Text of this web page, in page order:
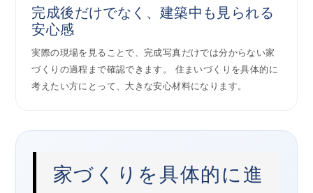
完成後だけでなく、建築中も見られる
安心感
実際の現場を見ることで、完成写真だけでは分からない家
づくりの過程まで確認できます。 住まいづくりを具体的に
考えたい方にとって、大きな安心材料になります。
家づくりを具体的に進